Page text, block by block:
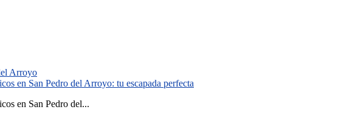
en San Pedro del Arroyo: tu escapada perfecta
en San Pedro del...